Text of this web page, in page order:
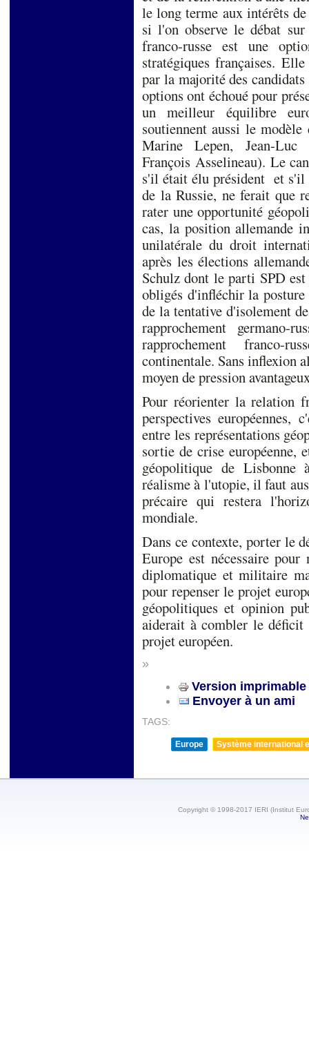
le long terme aux intérêts
si l'on observe le débat
franco-russe est une
stratégiques françaises.
par la majorité des
options ont échoué pour
un meilleur équilibre
soutiennent aussi le
Marine Lepen, Jean-Luc
François Asselineau). Le
s'il était élu président et s'il
de la Russie, ne ferait que
rater une opportunité
cas, la position allemande
unilatérale du droit
après les élections
Schulz dont le parti SPD
obligés d'infléchir la
de la tentative d'isolement
rapprochement
rapprochement franco-
continentale. Sans inflexion
moyen de pression
Pour réorienter la relation
perspectives européennes,
entre les représentations
sortie de crise européenne,
géopolitique de
réalisme à l'utopie, il faut
précaire qui restera
mondiale.
Dans ce contexte, porter le
Europe est nécessaire
diplomatique et militaire
pour repenser le projet
géopolitiques et opinion
aiderait à combler le
projet européen.
»
Version imprimable
Envoyer à un ami
TAGS:
Europe Système international
Copyright © 1998-2017 IERI (Institut